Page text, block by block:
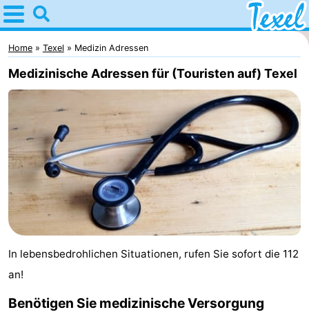
Home
Texel
Tipps
kindern
Dorfer
-
Den
Burg
Den
-
Cocksdorp
Home Texel Medizin Adressen
Medizinische Adressen für (Touristen auf) Texel
In lebensbedrohlichen Situationen, rufen Sie sofort die 112
an!
Benötigen Sie medizinische Versorgung